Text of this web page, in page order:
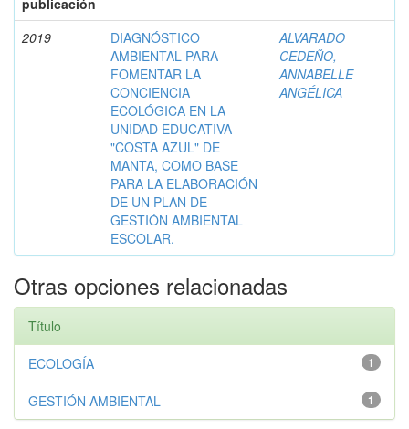
2019
DIAGNÓSTICO
AMBIENTAL PARA
FOMENTAR LA
CONCIENCIA
ECOLÓGICA EN LA
UNIDAD EDUCATIVA
"COSTA AZUL" DE
MANTA, COMO BASE
PARA LA ELABORACIÓN
DE UN PLAN DE
GESTIÓN AMBIENTAL
ESCOLAR.
ALVARADO
CEDEÑO,
ANNABELLE
ANGÉLICA
Otras opciones relacionadas
Título
1
ECOLOGÍA
1
GESTIÓN AMBIENTAL